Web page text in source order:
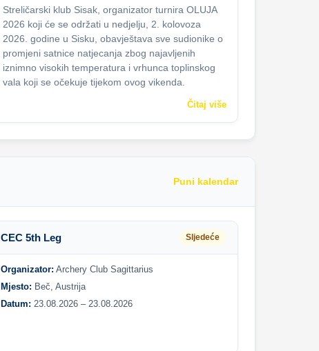
Streličarski klub Sisak, organizator turnira OLUJA
2026 koji će se održati u nedjelju, 2. kolovoza
2026. godine u Sisku, obavještava sve sudionike o
promjeni satnice natjecanja zbog najavljenih
iznimno visokih temperatura i vrhunca toplinskog
vala koji se očekuje tijekom ovog vikenda.
Čitaj više
Puni kalendar
CEC 5th Leg Sljedeće
Organizator: Archery Club Sagittarius
Mjesto: Beč, Austrija
Datum: 23.08.2026 – 23.08.2026